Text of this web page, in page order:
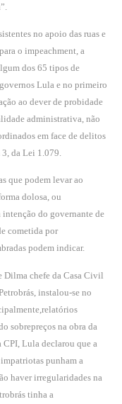
no apoio das ruas e
o impeachment, a
dos 65 tipos de
Lula e no primeiro
ao dever de probidade
administrativa, não
em face de delitos
da Lei 1.079.
que podem levar ao
dolosa, ou
intenção do governante de
cometida por
podem indicar.
Dilma chefe da Casa Civil
instalou-se no
sobrepreços na obra da
Lula declarou que a
punham a
haver irregularidades na
tinha a